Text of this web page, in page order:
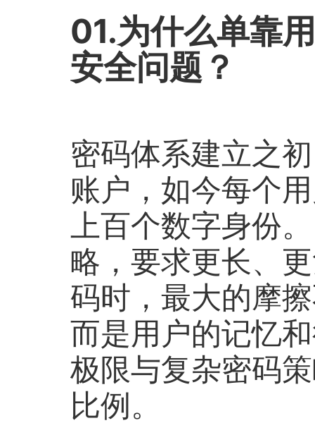
01.为什么单靠
安全问题？
密码体系建立之
账户，如今每个
上百个数字身份
略，要求更长、
码时，最大的摩
而是用户的记忆
极限与复杂密码
比例。